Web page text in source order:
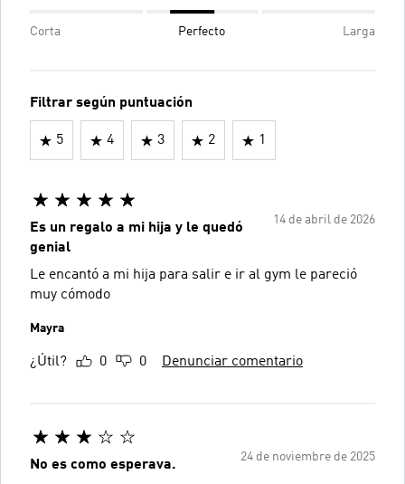
Corta Perfecto Larga
Filtrar según puntuación
5 4 3 2 1
14 de abril de 2026
Es un regalo a mi hija y le quedó
genial
Le encantó a mi hija para salir e ir al gym le pareció
muy cómodo
Mayra
¿Útil? 0 0 Denunciar comentario
24 de noviembre de 2025
No es como esperava.